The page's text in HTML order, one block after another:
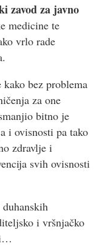
zavod za javno
medicine te
vrlo rade
bez problema
za one
bitno je
i ovisnosti pa tako
zdravlje i
svih ovisnosti
i vršnjačko